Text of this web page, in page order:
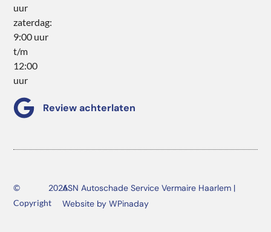
uur
zaterdag:
9:00 uur
t/m
12:00
uur
Review achterlaten
©
Copyright
2026ASN Autoschade Service Vermaire Haarlem |
Website by WPinaday